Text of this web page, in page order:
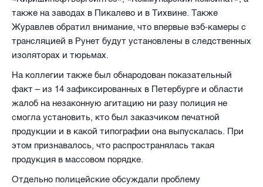
также на заводах в Пикалево и в Тихвине. Также
Журавлев обратил внимание, что впервые вэб-камеры с
трансляцией в Рунет будут установлены в следственных
изоляторах и тюрьмах.
На коллегии также был обнародован показательный
факт – из 14 зафиксированных в Петербурге и области
жалоб на незаконную агитацию ни разу полиция не
смогла установить, кто был заказчиком печатной
продукции и в какой типографии она выпускалась. При
этом признавалось, что распространялась такая
продукция в массовом порядке.
Отдельно полицейские обсуждали проблему